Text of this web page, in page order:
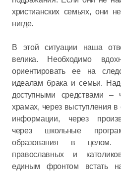
христианских семьях, они
нигде.
В этой ситуации наша
велика. Необходимо
ориентировать ее на
идеалам брака и семьи.
доступными средствами –
храмах, через выступления в
информации, через
через школьные
образования в
православных и
единым фронтом встать